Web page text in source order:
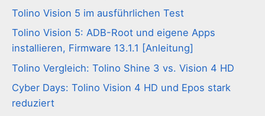
Tolino Vision 5 im ausführlichen Test
Tolino Vision 5: ADB-Root und eigene Apps
installieren, Firmware 13.1.1 [Anleitung]
Tolino Vergleich: Tolino Shine 3 vs. Vision 4 HD
Cyber Days: Tolino Vision 4 HD und Epos stark
reduziert